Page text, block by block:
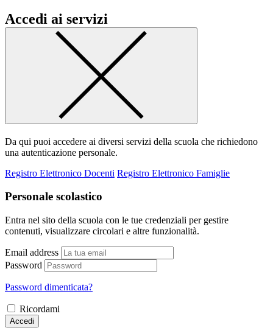
Accedi ai servizi
Da qui puoi accedere ai diversi servizi della scuola che richiedono
una autenticazione personale.
Registro Elettronico Docenti Registro Elettronico Famiglie
Personale scolastico
Entra nel sito della scuola con le tue credenziali per gestire
contenuti, visualizzare circolari e altre funzionalità.
Email address
Password
Password dimenticata?
Ricordami
Accedi